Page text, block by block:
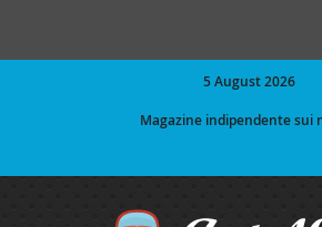
5 August 2026
Magazine indipendente sui